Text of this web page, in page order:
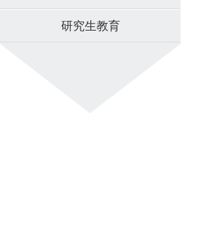
研究生教育